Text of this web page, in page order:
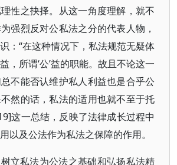
性之抉择。从这一角度理解，就不
强烈反对公私法之分的代表人物，
：“在这种情况下，私法规范无疑体
，所谓‘公’益的职能。故且不论这一
不能否认维护私人利益也是合乎公
然的话，私法的适用也就不至于托
这一总结，反映了法律成长过程中
以及公法作为私法之保障的作用。
立私法为公法之基础和弘扬私法精